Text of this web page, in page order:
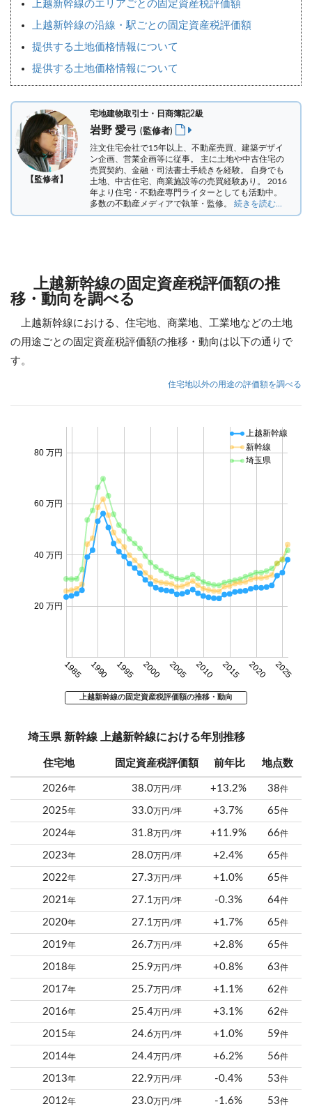
上越新幹線のエリアごとの固定資産税評価額
上越新幹線の沿線・駅ごとの固定資産税評価額
提供する土地価格情報について
提供する土地価格情報について
【監修者】
宅地建物取引士・日商簿記2級
岩野 愛弓 (監修者)
注文住宅会社で15年以上、不動産売買、建築デザイ
ン企画、営業企画等に従事。 主に土地や中古住宅の
売買契約、金融・司法書士手続きを経験。 自身でも
土地、中古住宅、商業施設等の売買経験あり。 2016
年より住宅・不動産専門ライターとしても活動中。
多数の不動産メディアで執筆・監修。 続きを読む...
上越新幹線の固定資産税評価額の推
移・動向を調べる
上越新幹線における、住宅地、商業地、工業地などの土地
の用途ごとの固定資産税評価額の推移・動向は以下の通りで
す。
住宅地以外の用途の評価額を調べる
1985 1990 1995 2000 2005 2010 2015 2020 2025
20 万円
40 万円
60 万円
80 万円
上越新幹線
新幹線
埼玉県
上越新幹線の固定資産税評価額の推移・動向
埼玉県 新幹線 上越新幹線における年別推移
住宅地 固定資産税評価額 前年比 地点数
2026年 38.0万円/坪 +13.2% 38件
2025年 33.0万円/坪 +3.7% 65件
2024年 31.8万円/坪 +11.9% 66件
2023年 28.0万円/坪 +2.4% 65件
2022年 27.3万円/坪 +1.0% 65件
2021年 27.1万円/坪 -0.3% 64件
2020年 27.1万円/坪 +1.7% 65件
2019年 26.7万円/坪 +2.8% 65件
2018年 25.9万円/坪 +0.8% 63件
2017年 25.7万円/坪 +1.1% 62件
2016年 25.4万円/坪 +3.1% 62件
2015年 24.6万円/坪 +1.0% 59件
2014年 24.4万円/坪 +6.2% 56件
2013年 22.9万円/坪 -0.4% 53件
2012年 23.0万円/坪 -1.6% 53件